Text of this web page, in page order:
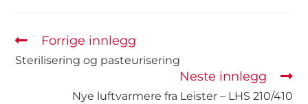
Forrige innlegg
Sterilisering og pasteurisering
Neste innlegg
Nye luftvarmere fra Leister – LHS 210/410